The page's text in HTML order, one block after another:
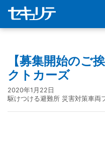
【募集開始のご
クトカーズ
2020年1月22日
駆けつける避難所 災害対策車両